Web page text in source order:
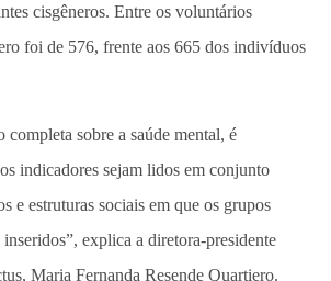
cisgêneros. Entre os voluntários
foi de 576, frente aos 665 dos indivíduos
completa sobre a saúde mental, é
indicadores sejam lidos em conjunto
e estruturas sociais em que os grupos
inseridos”, explica a diretora-presidente
Maria Fernanda Resende Quartiero.